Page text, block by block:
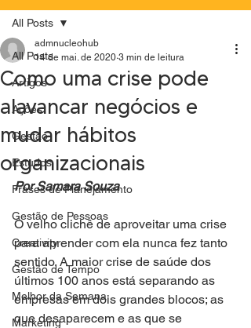
All Posts
Artigos
Ações
Gestão
Estudos
Frases de Planejamento
Gestão de Pessoas
Creativity
Gestão de Tempo
Melhor da Semana
Marketing
All Posts
Como uma crise pode
alavancar negócios e
mudar hábitos
organizacionais
admnucleohub
14 de mai. de 2020 3 min de leitura
Por Samara Souza
O velho clichê de aproveitar uma crise
para aprender com ela nunca fez tanto
sentido. A maior crise de saúde dos
últimos 100 anos está separando as
empresas em dois grandes blocos; as
que desaparecem e as que se